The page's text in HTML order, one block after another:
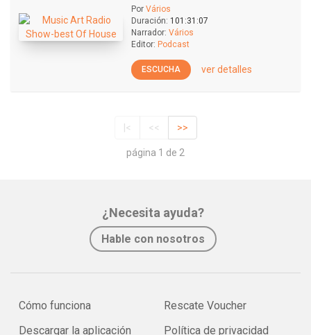
Por Vários
Duración: 101:31:07
Narrador: Vários
Editor: Podcast
ESCUCHA ver detalles
|< << >>
página 1 de 2
¿Necesita ayuda?
Hable con nosotros
Cómo funciona
Descargar la aplicación
Rescate Voucher
Política de privacidad